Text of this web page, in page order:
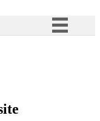
à informação